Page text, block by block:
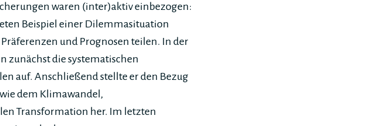
waren (inter)aktiv einbezogen:
Beispiel einer Dilemmasituation
und Prognosen teilen. In der
zunächst die systematischen
auf. Anschließend stellte er den Bezug
dem Klimawandel,
Transformation her. Im letzten